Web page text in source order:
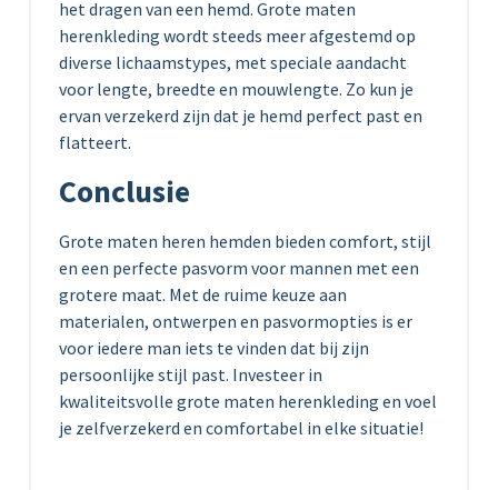
het dragen van een hemd. Grote maten
herenkleding wordt steeds meer afgestemd op
diverse lichaamstypes, met speciale aandacht
voor lengte, breedte en mouwlengte. Zo kun je
ervan verzekerd zijn dat je hemd perfect past en
flatteert.
Conclusie
Grote maten heren hemden bieden comfort, stijl
en een perfecte pasvorm voor mannen met een
grotere maat. Met de ruime keuze aan
materialen, ontwerpen en pasvormopties is er
voor iedere man iets te vinden dat bij zijn
persoonlijke stijl past. Investeer in
kwaliteitsvolle grote maten herenkleding en voel
je zelfverzekerd en comfortabel in elke situatie!